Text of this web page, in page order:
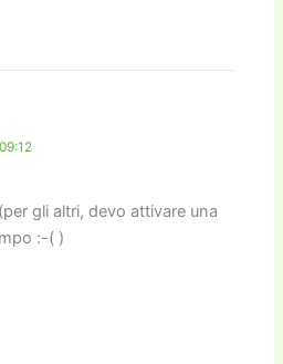
gli altri, devo attivare una
:-( )